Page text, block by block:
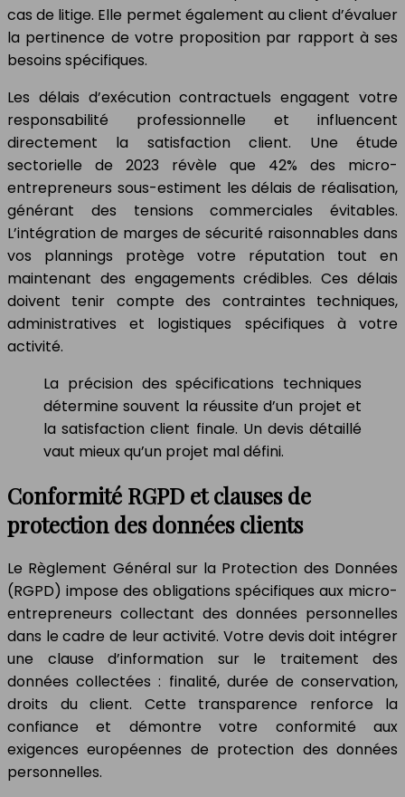
cas de litige. Elle permet également au client d’évaluer
la pertinence de votre proposition par rapport à ses
besoins spécifiques.
Les délais d’exécution contractuels engagent votre
responsabilité professionnelle et influencent
directement la satisfaction client. Une étude
sectorielle de 2023 révèle que 42% des micro-
entrepreneurs sous-estiment les délais de réalisation,
générant des tensions commerciales évitables.
L’intégration de marges de sécurité raisonnables dans
vos plannings protège votre réputation tout en
maintenant des engagements crédibles. Ces délais
doivent tenir compte des contraintes techniques,
administratives et logistiques spécifiques à votre
activité.
La précision des spécifications techniques
détermine souvent la réussite d’un projet et
la satisfaction client finale. Un devis détaillé
vaut mieux qu’un projet mal défini.
Conformité RGPD et clauses de
protection des données clients
Le Règlement Général sur la Protection des Données
(RGPD) impose des obligations spécifiques aux micro-
entrepreneurs collectant des données personnelles
dans le cadre de leur activité. Votre devis doit intégrer
une clause d’information sur le traitement des
données collectées : finalité, durée de conservation,
droits du client. Cette transparence renforce la
confiance et démontre votre conformité aux
exigences européennes de protection des données
personnelles.